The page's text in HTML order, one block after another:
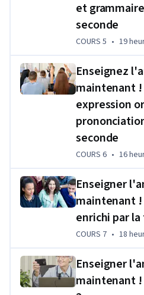
et
seconde
COURS 5 19
COURS 5 • 19
Enseignez
maintenant
expression
seconde
COURS 6, 16
COURS 6 • 16
Enseigner
maintenant
enrichi par
COURS 7, 18
COURS 7 • 18
Enseigner
maintenant